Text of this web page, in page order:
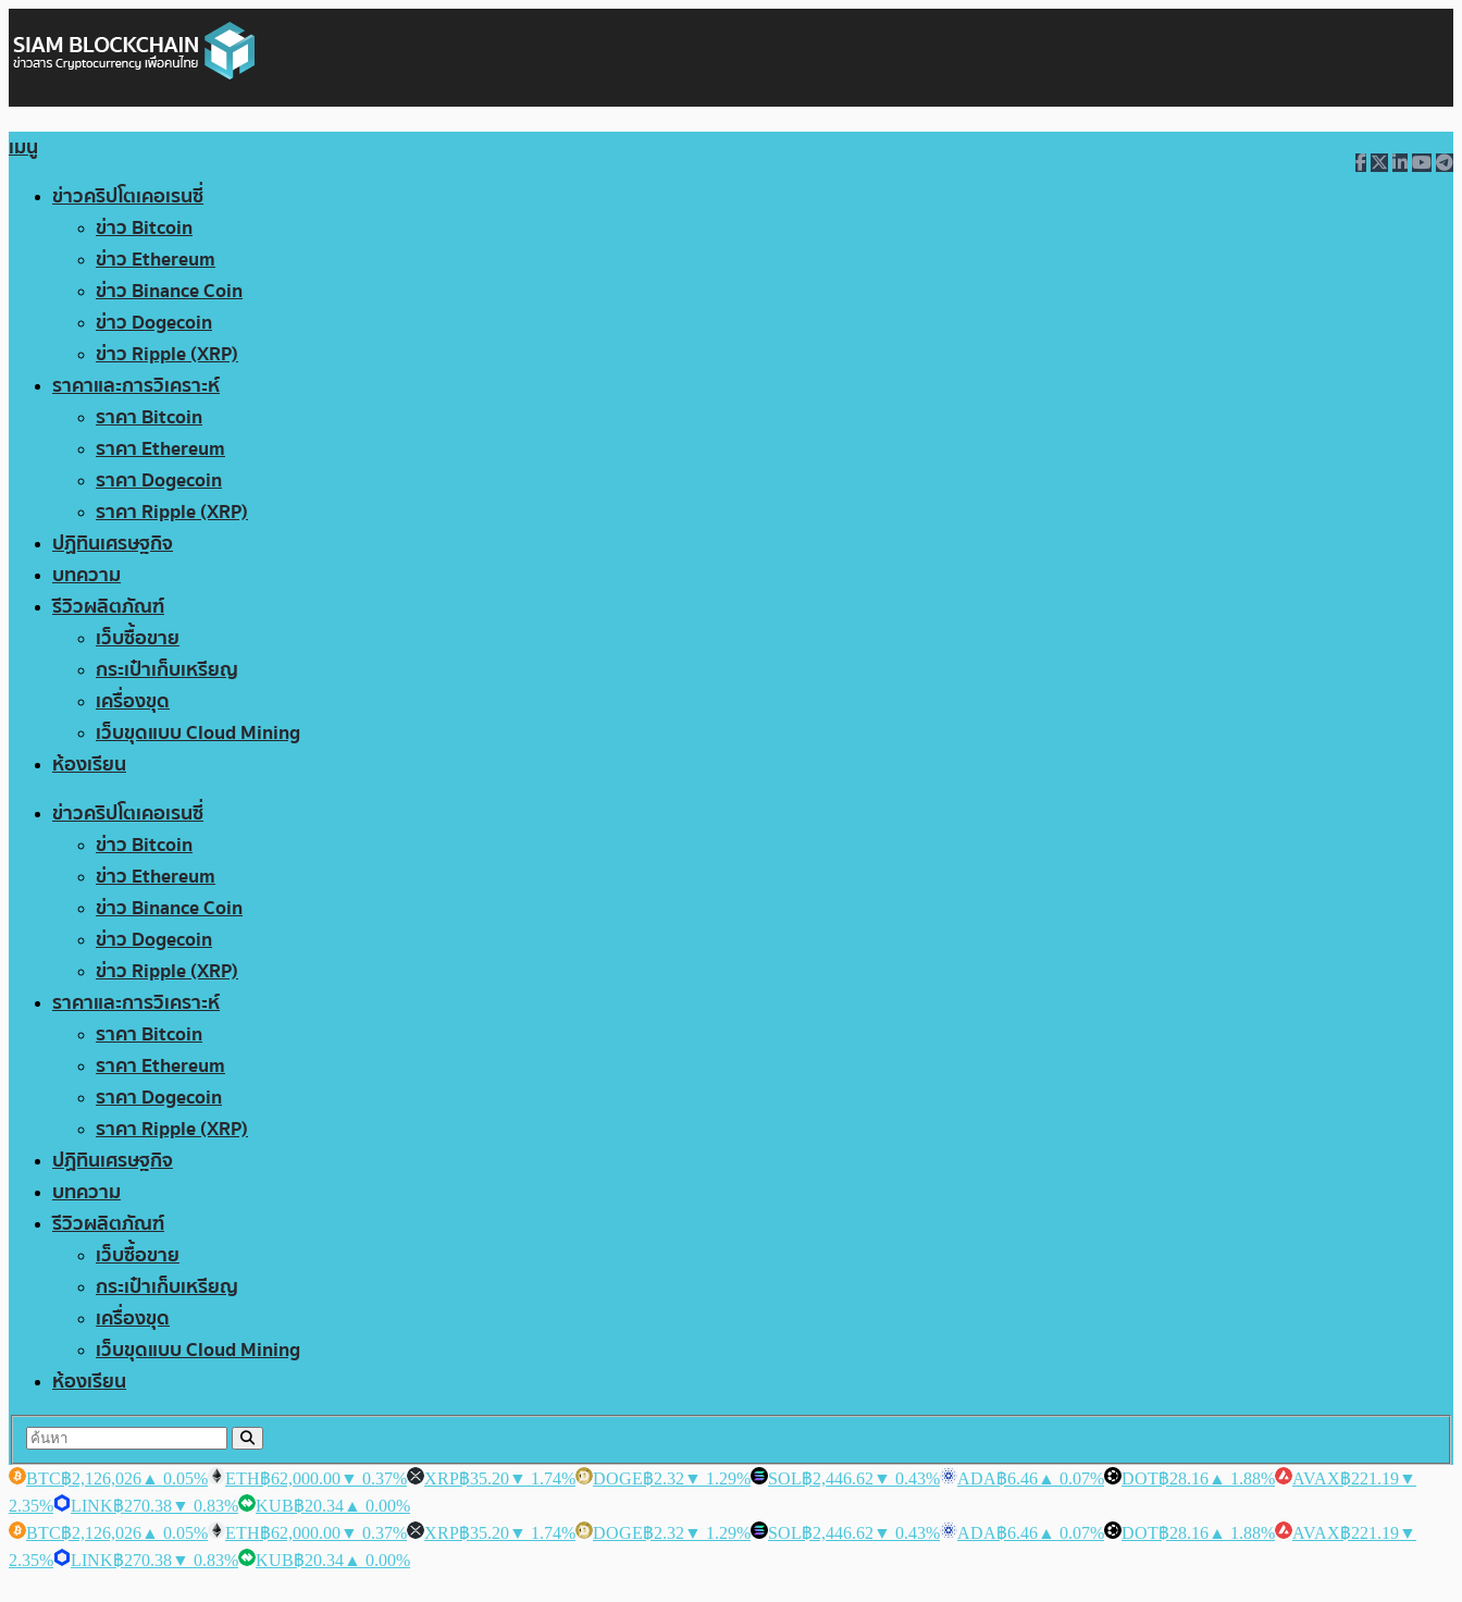
เมนู
ข่าวคริปโตเคอเรนซี่
ข่าว Bitcoin
ข่าว Ethereum
ข่าว Binance Coin
ข่าว Dogecoin
ข่าว Ripple (XRP)
ราคาและการวิเคราะห์
ราคา Bitcoin
ราคา Ethereum
ราคา Dogecoin
ราคา Ripple (XRP)
ปฏิทินเศรษฐกิจ
บทความ
รีวิวผลิตภัณฑ์
เว็บซื้อขาย
กระเป๋าเก็บเหรียญ
เครื่องขุด
เว็บขุดแบบ Cloud Mining
ห้องเรียน
ข่าวคริปโตเคอเรนซี่
ข่าว Bitcoin
ข่าว Ethereum
ข่าว Binance Coin
ข่าว Dogecoin
ข่าว Ripple (XRP)
ราคาและการวิเคราะห์
ราคา Bitcoin
ราคา Ethereum
ราคา Dogecoin
ราคา Ripple (XRP)
ปฏิทินเศรษฐกิจ
บทความ
รีวิวผลิตภัณฑ์
เว็บซื้อขาย
กระเป๋าเก็บเหรียญ
เครื่องขุด
เว็บขุดแบบ Cloud Mining
ห้องเรียน
BTC฿2,126,026 ▲ 0.05% ETH฿62,000.00▼ 0.37% XRP฿35.20▼ 1.74% DOGE฿2.32 ▼ 1.29% SOL฿2,446.62 ▼ 0.43% ADA฿6.46 ▲ 0.07% DOT฿28.16 ▲ 1.88% AVAX฿221.19▼
2.35%
LINK฿270.38▼ 0.83% KUB฿20.34 ▲ 0.00%
BTC฿2,126,026 ▲ 0.05% ETH฿62,000.00▼ 0.37% XRP฿35.20▼ 1.74% DOGE฿2.32 ▼ 1.29% SOL฿2,446.62 ▼ 0.43% ADA฿6.46 ▲ 0.07% DOT฿28.16 ▲ 1.88% AVAX฿221.19▼
2.35%
LINK฿270.38▼ 0.83% KUB฿20.34 ▲ 0.00%